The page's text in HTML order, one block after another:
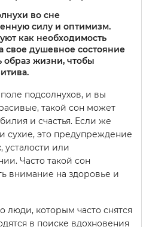
во сне
силу и оптимизм.
как необходимость
свое душевное состояние
жизни, чтобы
подсолнухов, и вы
такой сон может
и счастья. Если же
сухие, это предупреждение
усталости или
Часто такой сон
внимание на здоровье и
люди, которым часто снятся
в поиске вдохновения